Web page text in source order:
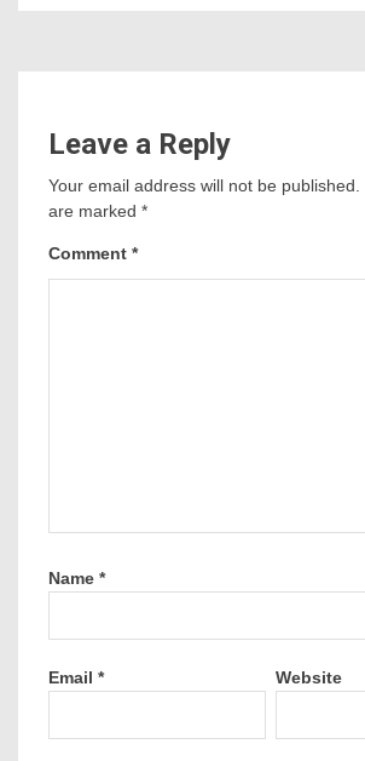
Leave a Reply
Your email address will not be published.
are marked *
Comment *
Name *
Email * Website